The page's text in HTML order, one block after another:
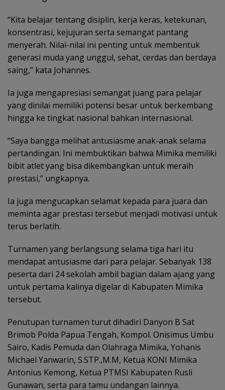
“Kita belajar tentang disiplin, kerja keras, ketekunan,
konsentrasi, kejujuran serta semangat pantang
menyerah. Nilai-nilai ini penting untuk membentuk
generasi muda yang unggul, sehat, cerdas dan berdaya
saing,” kata Johannes.
Ia juga mengapresiasi semangat juang para pelajar
yang dinilai memiliki potensi besar untuk berkembang
hingga ke tingkat nasional bahkan internasional.
“Saya bangga melihat antusiasme anak-anak selama
pertandingan. Ini membuktikan bahwa Mimika memiliki
bibit atlet yang bisa dikembangkan untuk meraih
prestasi,” ungkapnya.
Ia juga mengucapkan selamat kepada para juara dan
meminta agar prestasi tersebut menjadi motivasi untuk
terus berlatih.
Turnamen yang berlangsung selama tiga hari itu
mendapat antusiasme dari para pelajar. Sebanyak 138
peserta dari 24 sekolah ambil bagian dalam ajang yang
untuk pertama kalinya digelar di Kabupaten Mimika
tersebut.
Penutupan turnamen turut dihadiri Danyon B Sat
Brimob Polda Papua Tengah, Kompol. Onisimus Umbu
Sairo, Kadis Pemuda dan Olahraga Mimika, Yohanis
Michael Yanwarin, S.STP.,M.M, Ketua KONI Mimika
Antonius Kemong, Ketua PTMSI Kabupaten Rusli
Gunawan, serta para tamu undangan lainnya.